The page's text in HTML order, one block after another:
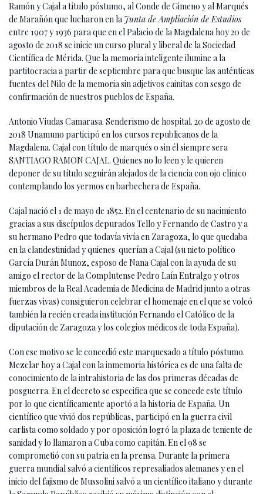
Ramón y Cajal a título póstumo, al Conde de Gimeno y al Marqués
de Marañón que lucharon en la Junta de Ampliación de Estudios
entre 1907 y 1936 para que en el Palacio de la Magdalena hoy 20 de
agosto de 2018 se inicie un curso plural y liberal de la Sociedad
Científica de Mérida. Que la memoria inteligente ilumine a la
partitocracia a partir de septiembre para que busque las auténticas
fuentes del Nilo de la memoria sin adjetivos cainitas con sesgo de
confirmación de nuestros pueblos de España.
Antonio Viudas Camarasa. Senderismo de hospital. 20 de agosto de
2018 Unamuno participó en los cursos republicanos de la
Magdalena. Cajal con título de marqués o sin él siempre sera
SANTIAGO RAMON CAJAL. Quienes no lo leen y le quieren
deponer de su título seguirán alejados de la ciencia con ojo clínico
contemplando los yermos en barbechera de España.
Cajal nació el 1 de mayo de 1852. En el centenario de su nacimiento
gracias a sus discípulos depurados Tello y Fernando de Castro y a
su hermano Pedro que todavía vivía en Zaragoza, lo que quedaba
en la clandestinidad y quienes querían a Cajal (su nieto político
García Durán Munoz, esposo de Nana Cajal con la ayuda de su
amigo el rector de la Complutense Pedro Laín Entralgo y otros
miembros de la Real Academia de Medicina de Madrid junto a otras
fuerzas vivas) consiguieron celebrar el homenaje en el que se volcó
también la recién creada institución Fernando el Católico de la
diputación de Zaragoza y los colegios médicos de toda España).
Con ese motivo se le concedió este marquesado a título póstumo.
Mezclar hoy a Cajal con la inmemoria histórica es de una falta de
conocimiento de la intrahistoria de las dos primeras décadas de
posguerra. En el decreto se especifica que se concede este título
por lo que científicamente aportó a la historia de España. Un
científico que vivió dos repúblicas, participó en la guerra civil
carlista como soldado y por oposición logró la plaza de teniente de
sanidad y lo llamaron a Cuba como capitán. En el 98 se
comprometió con su patria en la prensa. Durante la primera
guerra mundial salvó a científicos represaliados alemanes y en el
inicio del fajismo de Mussolini salvó a un científico italiano y durante